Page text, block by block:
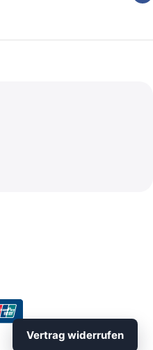
Vertrag widerrufen